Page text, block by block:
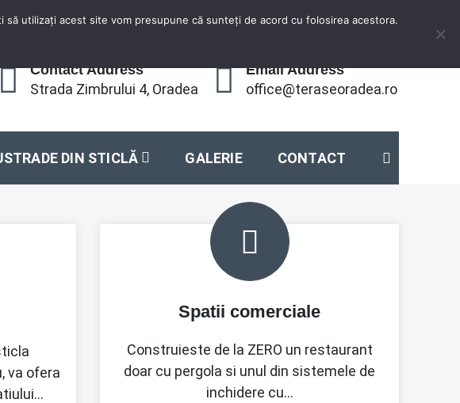
Contact Address
Strada Zimbrului 4, Oradea
Email Address
office@teraseoradea.ro
DIN STICLĂ GALERIE CONTACT
va ofera
Spatii comerciale
Construieste de la ZERO un restaurant
doar cu pergola si unul din sistemele de
inchidere cu…
utilizați acest site vom presupune că sunteți de acord cu folosirea acestora.